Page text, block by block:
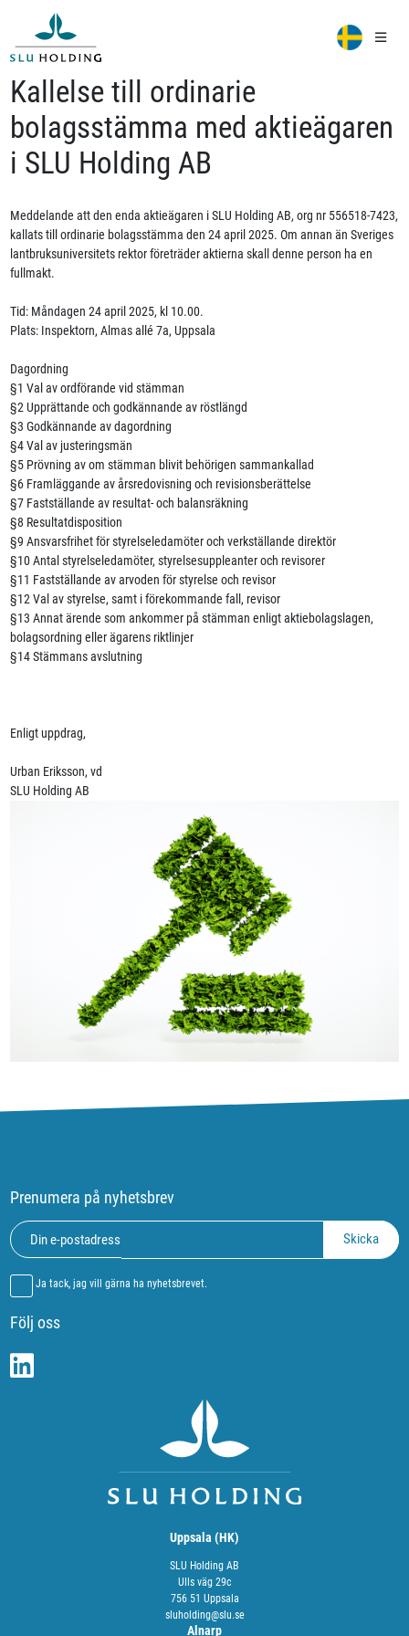
Kallelse till ordinarie
bolagsstämma med aktieägaren
i SLU Holding AB
Meddelande att den enda aktieägaren i SLU Holding AB, org nr 556518-7423,
kallats till ordinarie bolagsstämma den 24 april 2025. Om annan än Sveriges
lantbruksuniversitets rektor företräder aktierna skall denne person ha en
fullmakt.
Tid: Måndagen 24 april 2025, kl 10.00.
Plats: Inspektorn, Almas allé 7a, Uppsala
Dagordning
§1 Val av ordförande vid stämman
§2 Upprättande och godkännande av röstlängd
§3 Godkännande av dagordning
§4 Val av justeringsmän
§5 Prövning av om stämman blivit behörigen sammankallad
§6 Framläggande av årsredovisning och revisionsberättelse
§7 Fastställande av resultat- och balansräkning
§8 Resultatdisposition
§9 Ansvarsfrihet för styrelseledamöter och verkställande direktör
§10 Antal styrelseledamöter, styrelsesuppleanter och revisorer
§11 Fastställande av arvoden för styrelse och revisor
§12 Val av styrelse, samt i förekommande fall, revisor
§13 Annat ärende som ankommer på stämman enligt aktiebolagslagen,
bolagsordning eller ägarens riktlinjer
§14 Stämmans avslutning
Enligt uppdrag,
Urban Eriksson, vd
SLU Holding AB
Prenumera på nyhetsbrev
Ja tack, jag vill gärna ha nyhetsbrevet.
Följ oss
Uppsala (HK)
SLU Holding AB
Ulls väg 29c
756 51 Uppsala
sluholding@slu.se
Alnarp